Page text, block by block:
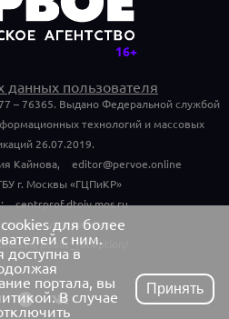
данных пользователя
– 76365. Выдано Федеральной службой
технологий и массовых
26.07.2019.
Кайнова,
editor@pervoe.online
г. Москвы «ГЦПиКР»
centrprof.dtoiv.mos.ru
учредителю:
public_reception/
для более
с ним.
в
портала, вы
В случае
Принять